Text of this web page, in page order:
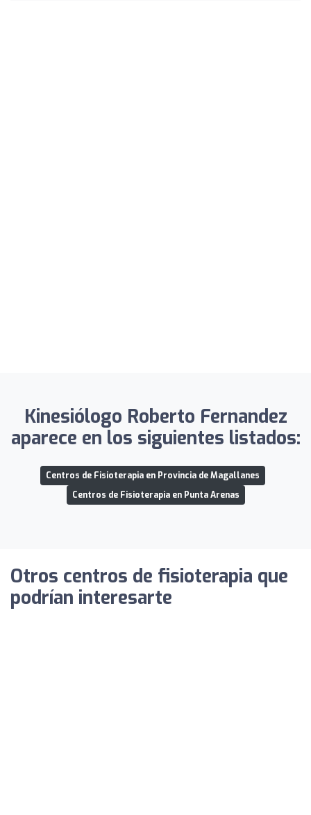
Kinesiólogo Roberto Fernandez
aparece en los siguientes listados:
Centros de Fisioterapia en Provincia de Magallanes
Centros de Fisioterapia en Punta Arenas
Otros centros de fisioterapia que
podrían interesarte